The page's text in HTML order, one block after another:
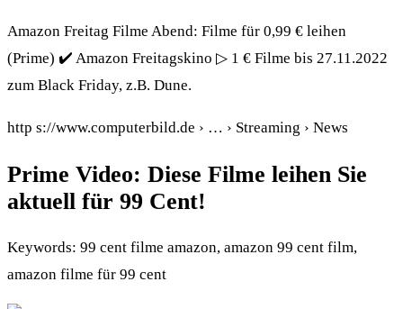
Amazon Freitag Filme Abend: Filme für 0,99 € leihen
(Prime) ✔️ Amazon Freitagskino ▷ 1 € Filme bis 27.11.2022
zum Black Friday, z.B. Dune.
http s://www.computerbild.de › … › Streaming › News
Prime Video: Diese Filme leihen Sie
aktuell für 99 Cent!
Keywords: 99 cent filme amazon, amazon 99 cent film,
amazon filme für 99 cent